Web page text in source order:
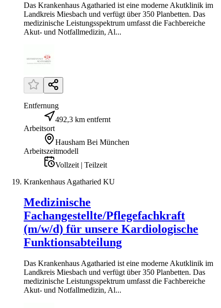
Das Krankenhaus Agatharied ist eine moderne Akutklinik im
Landkreis Miesbach und verfügt über 350 Planbetten. Das
medizinische Leistungsspektrum umfasst die Fachbereiche
Akut- und Notfallmedizin, Al...
Entfernung
492,3 km entfernt
Arbeitsort
Hausham Bei München
Arbeitszeitmodell
Vollzeit | Teilzeit
Krankenhaus Agatharied KU
Medizinische
Fachangestellte/Pflegefachkraft
(m/w/d) für unsere Kardiologische
Funktionsabteilung
Das Krankenhaus Agatharied ist eine moderne Akutklinik im
Landkreis Miesbach und verfügt über 350 Planbetten. Das
medizinische Leistungsspektrum umfasst die Fachbereiche
Akut- und Notfallmedizin, Al...